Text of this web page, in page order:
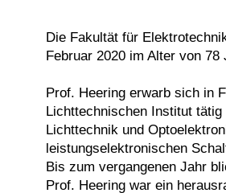
Die Fakultät für
Februar 2020 im Alter von
Prof. Heering erwarb sich in
Lichttechnischen Institut
Lichttechnik und
leistungselektronischen
Bis zum vergangenen Jahr
Prof. Heering war ein